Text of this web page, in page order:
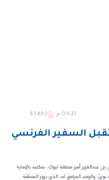
03:27 م 63802
السفير الفرنسي
أمير منطقة تبوك، بمكتبه بالإمارة
والوفد المرافق له، الذي يزور المنطقة